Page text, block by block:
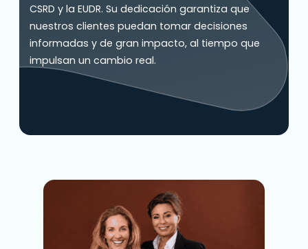
CSRD y la EUDR. Su dedicación garantiza que
nuestros clientes puedan tomar decisiones
informadas y de gran impacto, al tiempo que
impulsan un cambio real.